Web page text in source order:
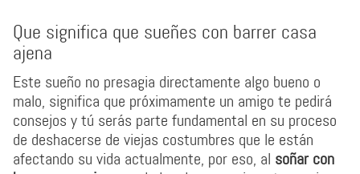
Que significa que sueñes con barrer casa
ajena
Este sueño no presagia directamente algo bueno o
malo, significa que próximamente un amigo te pedirá
consejos y tú serás parte fundamental en su proceso
de deshacerse de viejas costumbres que le están
afectando su vida actualmente, por eso, al soñar con